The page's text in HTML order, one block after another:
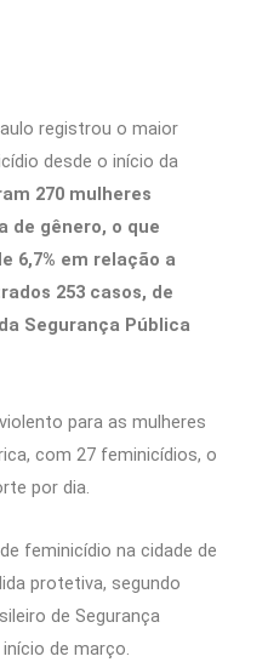
registrou o maior
desde o início da
270 mulheres
de gênero, o que
6,7% em relação a
253 casos, de
Segurança Pública
para as mulheres
com 27 feminicídios, o
por dia.
feminicídio na cidade de
protetiva, segundo
de Segurança
início de março.